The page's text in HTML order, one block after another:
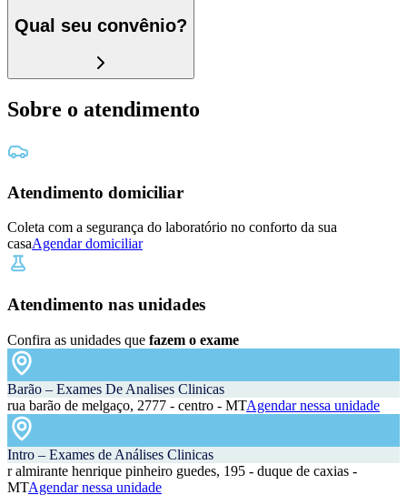
Qual seu convênio?
Sobre o atendimento
Atendimento domiciliar
Coleta com a segurança do laboratório no conforto da sua
casaAgendar domiciliar
Atendimento nas unidades
Confira as unidades que fazem o exame
Barão – Exames De Analises Clinicas
rua barão de melgaço, 2777 - centro - MTAgendar nessa unidade
Intro – Exames de Análises Clinicas
r almirante henrique pinheiro guedes, 195 - duque de caxias -
MTAgendar nessa unidade